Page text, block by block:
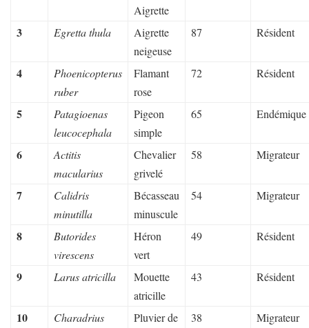
Aigrette
3 Egretta thula
Aigrette
neigeuse
87 Résident
4
Phoenicopterus
ruber
Flamant
rose
72 Résident
5
Patagioenas
leucocephala
Pigeon
simple
65 Endémique
6
Actitis
macularius
Chevalier
grivelé
58 Migrateur
7
Calidris
minutilla
Bécasseau
minuscule
54 Migrateur
8
Butorides
virescens
Héron
vert
49 Résident
9 Larus atricilla
Mouette
atricille
43 Résident
10
Charadrius
Pluvier de
38 Migrateur